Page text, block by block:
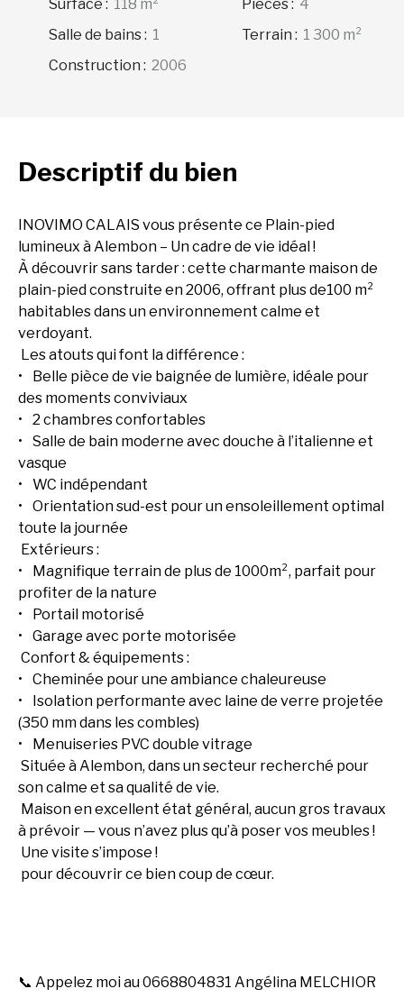
Surface : 118 m² Pièces: 4
Salle de bains: 1 Terrain : 1 300 m²
Construction : 2006
Descriptif du bien
INOVIMO CALAIS vous présente ce Plain-pied
lumineux à Alembon – Un cadre de vie idéal !
À découvrir sans tarder : cette charmante maison de
plain-pied construite en 2006, offrant plus de100 m²
habitables dans un environnement calme et
verdoyant.
Les atouts qui font la différence :
Belle pièce de vie baignée de lumière, idéale pour
des moments conviviaux
2 chambres confortables
Salle de bain moderne avec douche à l’italienne et
vasque
WC indépendant
Orientation sud-est pour un ensoleillement optimal
toute la journée
Extérieurs :
Magnifique terrain de plus de 1000m², parfait pour
profiter de la nature
Portail motorisé
Garage avec porte motorisée
Confort & équipements :
Cheminée pour une ambiance chaleureuse
Isolation performante avec laine de verre projetée
(350 mm dans les combles)
Menuiseries PVC double vitrage
Située à Alembon, dans un secteur recherché pour
son calme et sa qualité de vie.
Maison en excellent état général, aucun gros travaux
à prévoir — vous n’avez plus qu’à poser vos meubles !
Une visite s’impose !
pour découvrir ce bien coup de cœur.
📞 Appelez moi au 0668804831 Angélina MELCHIOR